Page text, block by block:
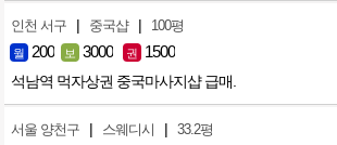
인천 서구 | 중국샵 | 100평
월 200 보 3000 권 1500
석남역 먹자상권 중국마사지샵 급매.
서울 양천구 | 스웨디시 | 33.2평